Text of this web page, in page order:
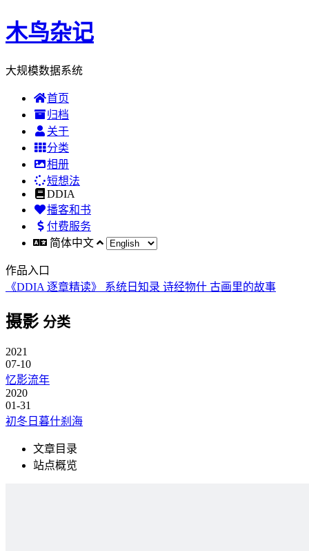
木鸟杂记
大规模数据系统
首页
归档
关于
分类
相册
短想法
DDIA
播客和书
付费服务
简体中文
作品入口
《DDIA 逐章精读》 系统日知录 诗经物什 古画里的故事
摄影 分类
2021
07-10
忆影流年
2020
01-31
初冬日暮什刹海
文章目录
站点概览